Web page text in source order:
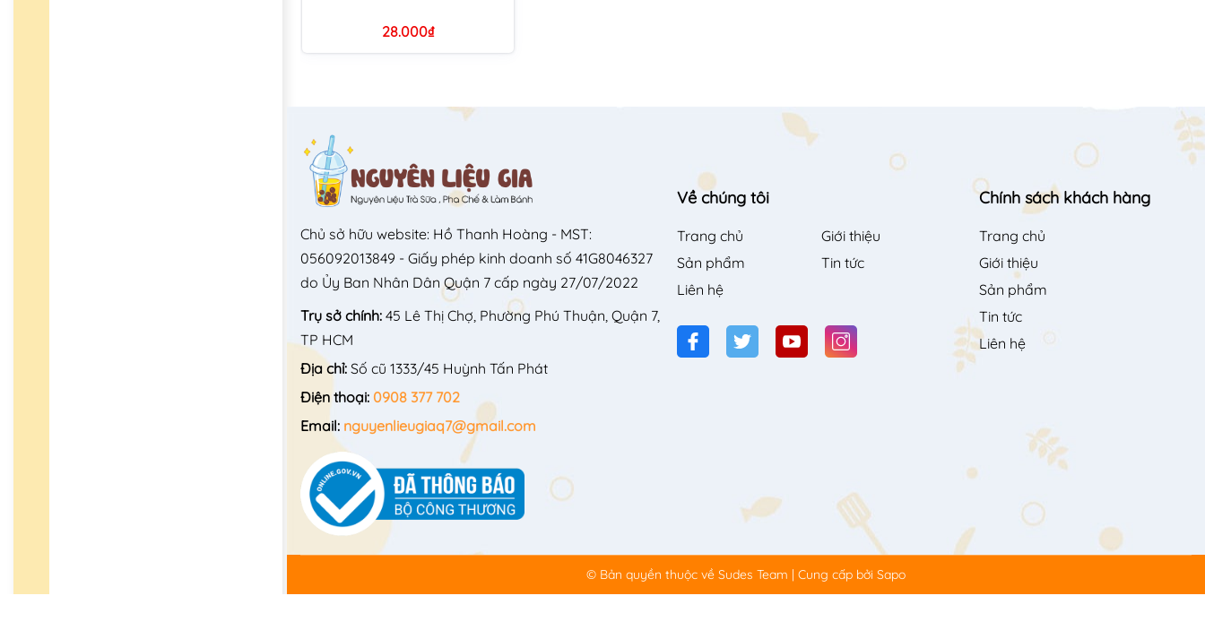
28.000₫
Chủ sở hữu website: Hồ Thanh Hoàng - MST:
056092013849 - Giấy phép kinh doanh số 41G8046327
do Ủy Ban Nhân Dân Quận 7 cấp ngày 27/07/2022
Trụ sở chính: 45 Lê Thị Chợ, Phường Phú Thuận, Quận 7,
TP HCM
Địa chỉ: Số cũ 1333/45 Huỳnh Tấn Phát
Điện thoại: 0908 377 702
Email: nguyenlieugiaq7@gmail.com
Về chúng tôi
Trang chủ
Giới thiệu
Sản phẩm
Tin tức
Liên hệ
Chính sách khách hàng
Trang chủ
Giới thiệu
Sản phẩm
Tin tức
Liên hệ
© Bản quyền thuộc về Sudes Team | Cung cấp bởi Sapo